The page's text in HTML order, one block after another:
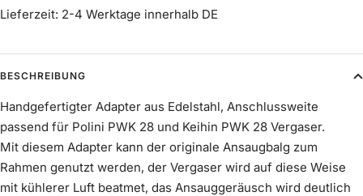
Lieferzeit: 2-4 Werktage innerhalb DE
BESCHREIBUNG
Handgefertigter Adapter aus Edelstahl, Anschlussweite
passend für Polini PWK 28 und Keihin PWK 28 Vergaser.
Mit diesem Adapter kann der originale Ansaugbalg zum
Rahmen genutzt werden, der Vergaser wird auf diese Weise
mit kühlerer Luft beatmet, das Ansauggeräusch wird deutlich